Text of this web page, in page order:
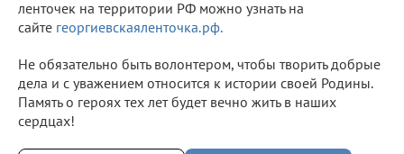
ленточек на территории РФ можно узнать на
сайте георгиевскаяленточка.рф.
Не обязательно быть волонтером, чтобы творить добрые
дела и с уважением относится к истории своей Родины.
Память о героях тех лет будет вечно жить в наших
сердцах!